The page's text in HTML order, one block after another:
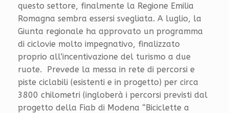
questo settore, finalmente la Regione Emilia
Romagna sembra essersi svegliata. A luglio, la
Giunta regionale ha approvato un programma
di ciclovie molto impegnativo, finalizzato
proprio all’incentivazione del turismo a due
ruote. Prevede la messa in rete di percorsi e
piste ciclabili (esistenti e in progetto) per circa
3800 chilometri (ingloberà i percorsi previsti dal
progetto della Fiab di Modena “Biciclette a